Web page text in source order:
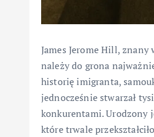
James Jerome Hill,
należy do grona
historię imigranta,
jednocześnie stwarzał
konkurentami. Urodzony
które trwale